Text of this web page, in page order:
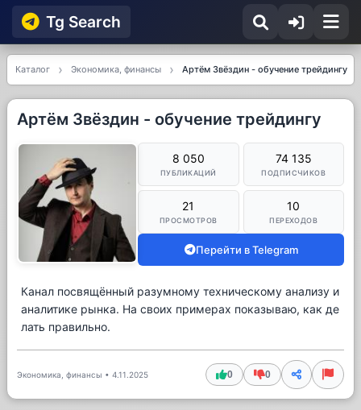
Tg Searсh
Каталог Экономика, финансы Артём Звёздин - обучение трейдингу
Артём Звёздин - обучение трейдингу
8 050
ПУБЛИКАЦИЙ
74 135
ПОДПИСЧИКОВ
21
ПРОСМОТРОВ
10
ПЕРЕХОДОВ
Перейти в Telegram
Канал посвящённый разумному техническому анализу и
аналитике рынка. На своих примерах показываю, как де
лать правильно.
Экономика, финансы • 4.11.2025 0 0